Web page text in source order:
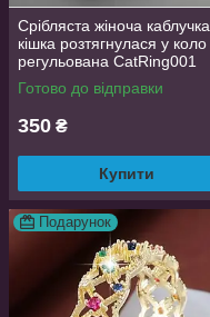
Срібляста жіноча каблучка
кішка розтягнулася у коло
регульована CatRing001
Готово до відправки
350 ₴
Купити
Подарунок